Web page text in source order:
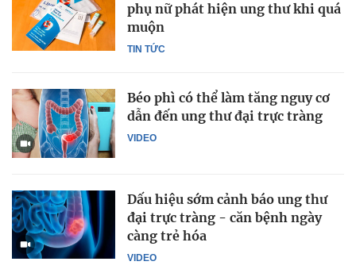
TIN TỨC
phụ nữ phát hiện ung thư khi quá
muộn
VIDEO
Béo phì có thể làm tăng nguy cơ
dẫn đến ung thư đại trực tràng
VIDEO
Dấu hiệu sớm cảnh báo ung thư
đại trực tràng - căn bệnh ngày
càng trẻ hóa